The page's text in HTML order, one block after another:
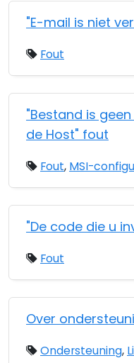
"E-mail is niet
Fout
"Bestand is
de Host" fout
Fout, MSI-
"De code die u
Fout
Over
Ondersteuning,